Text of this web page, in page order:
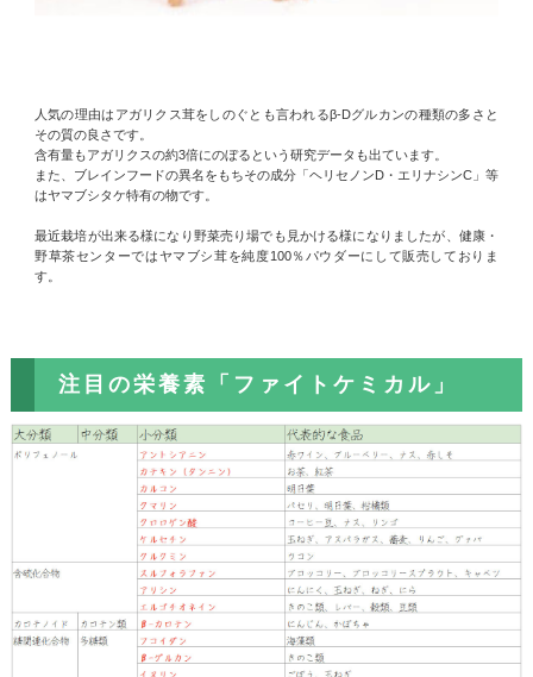
人気の理由はアガリクス茸をしのぐとも言われるβ-Dグルカンの種類の多さと
その質の良さです。
含有量もアガリクスの約3倍にのぼるという研究データも出ています。
また、ブレインフードの異名をもちその成分「ヘリセノンD・エリナシンC」等
はヤマブシタケ特有の物です。
最近栽培が出来る様になり野菜売り場でも見かける様になりましたが、健康・
野草茶センターではヤマブシ茸を純度100％パウダーにして販売しておりま
す。
注目の栄養素「ファイトケミカル」